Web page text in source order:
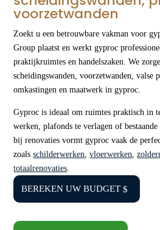
voorzetwanden
Zoekt u een betrouwbare vakman voor
Group plaatst en werkt gyproc
praktijkruimtes en handelszaken. We
scheidingswanden, voorzetwanden, valse
omkastingen en maatwerk in gyproc.
Gyproc is ideaal om ruimtes praktisch in
werken, plafonds te verlagen of
bij renovaties vormt gyproc vaak de
zoalsschilderwerken ,vloerwerken ,
totaalrenovaties
BEREKEN UW BUDGET